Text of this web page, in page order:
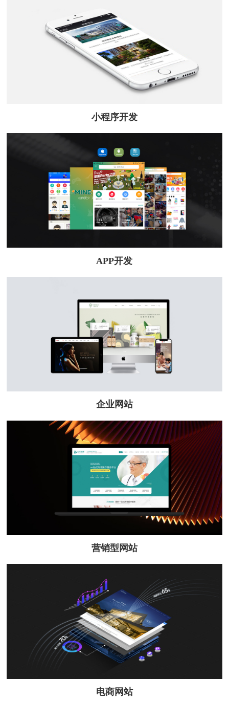
小程序开发
APP开发
企业网站
营销型网站
电商网站